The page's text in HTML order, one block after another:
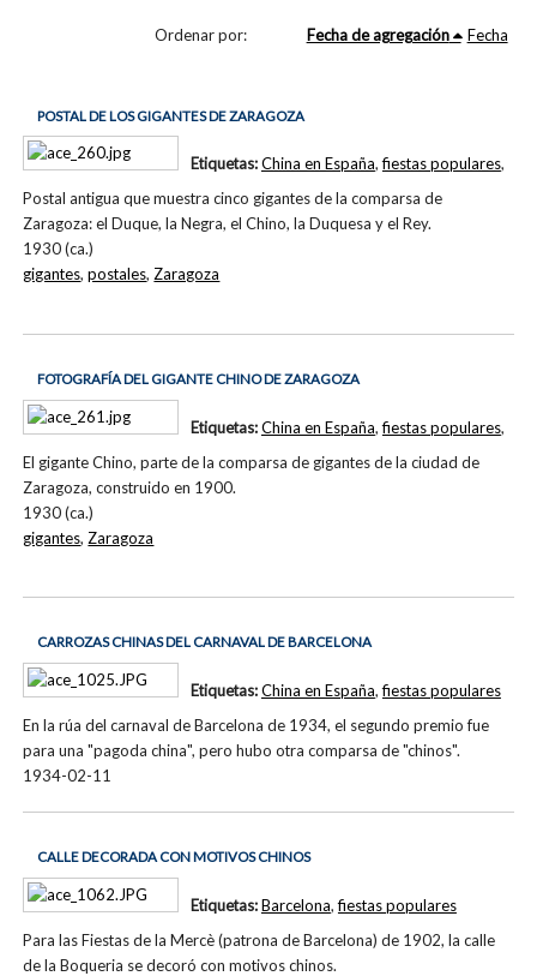
Ordenar por: Fecha de agregación Fecha
POSTAL DE LOS GIGANTES DE ZARAGOZA
Postal antigua que muestra cinco gigantes de la comparsa de
Zaragoza: el Duque, la Negra, el Chino, la Duquesa y el Rey.
1930 (ca.)
Etiquetas:China en España,fiestas populares,
gigantes,postales,Zaragoza
FOTOGRAFÍA DEL GIGANTE CHINO DE ZARAGOZA
El gigante Chino, parte de la comparsa de gigantes de la ciudad de
Zaragoza, construido en 1900.
1930 (ca.)
Etiquetas:China en España,fiestas populares,
gigantes, Zaragoza
CARROZAS CHINAS DEL CARNAVAL DE BARCELONA
En la rúa del carnaval de Barcelona de 1934, el segundo premio fue
para una "pagoda china", pero hubo otra comparsa de "chinos".
1934-02-11
Etiquetas:China en España,fiestas populares
CALLE DECORADA CON MOTIVOS CHINOS
Para las Fiestas de la Mercè (patrona de Barcelona) de 1902, la calle
de la Boqueria se decoró con motivos chinos.
Etiquetas:Barcelona,fiestas populares